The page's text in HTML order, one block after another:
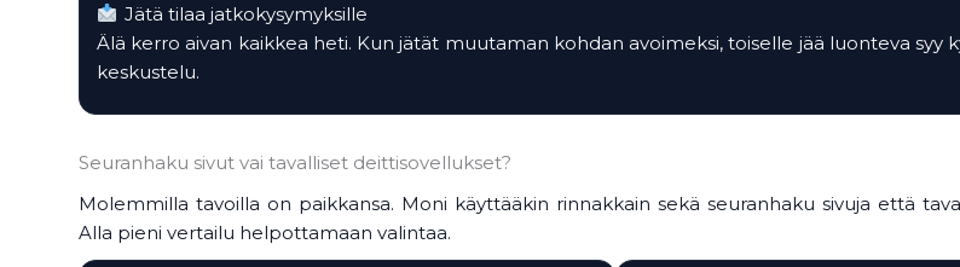
Jätä tilaa jatkokysymyksille
Älä kerro aivan kaikkea heti. Kun jätät muutaman kohdan avoimeksi, toiselle jää luonteva syy
keskustelu.
Seuranhaku sivut vai tavalliset deittisovellukset?
Molemmilla tavoilla on paikkansa. Moni käyttääkin rinnakkain sekä seuranhaku sivuja että
Alla pieni vertailu helpottamaan valintaa.